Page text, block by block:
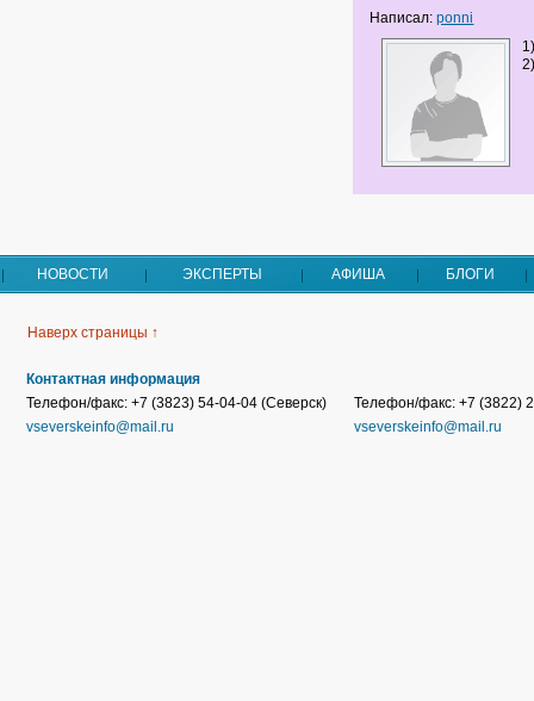
Написал:ponni
НОВОСТИ ЭКСПЕРТЫ АФИША БЛОГИ
Наверх страницы ↑
Контактная информация
Телефон/факс: +7 (3823) 54-04-04 (Северск)
vseverskeinfo@mail.ru
Телефон/факс: +7 (3822)
vseverskeinfo@mail.ru